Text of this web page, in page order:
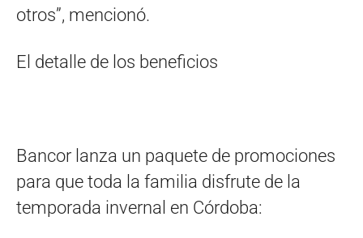
otros”, mencionó.
El detalle de los beneficios
Bancor lanza un paquete de promociones
para que toda la familia disfrute de la
temporada invernal en Córdoba: